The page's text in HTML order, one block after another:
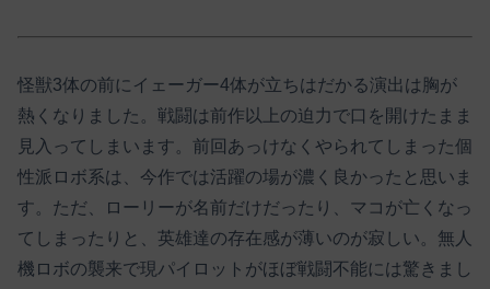
怪獣3体の前にイェーガー4体が立ちはだかる演出は胸が
熱くなりました。戦闘は前作以上の迫力で口を開けたまま
見入ってしまいます。前回あっけなくやられてしまった個
性派ロボ系は、今作では活躍の場が濃く良かったと思いま
す。ただ、ローリーが名前だけだったり、マコが亡くなっ
てしまったりと、英雄達の存在感が薄いのが寂しい。無人
機ロボの襲来で現パイロットがほぼ戦闘不能には驚きまし